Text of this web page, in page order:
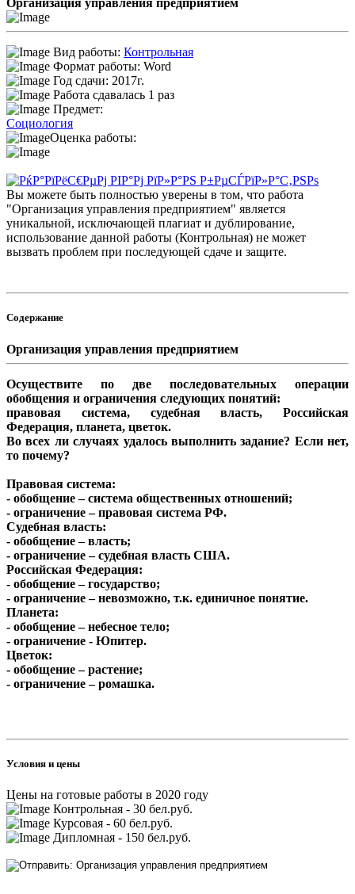
Организация управления предприятием
Вид работы: Контрольная
Формат работы: Word
Год сдачи: 2017г.
Работа сдавалась 1 раз
Предмет:
Социология
Оценка работы:
Вы можете быть полностью уверены в том, что работа
"Организация управления предприятием" является
уникальной, исключающей плагиат и дублирование,
использование данной работы (Контрольная) не может
вызвать проблем при последующей сдаче и защите.
Содержание
Организация управления предприятием
Осуществите по две последовательных операции
обобщения и ограничения следующих понятий:
правовая система, судебная власть, Российская
Федерация, планета, цветок.
Во всех ли случаях удалось выполнить задание? Если нет,
то почему?
Правовая система:
- обобщение – система общественных отношений;
- ограничение – правовая система РФ.
Судебная власть:
- обобщение – власть;
- ограничение – судебная власть США.
Российская Федерация:
- обобщение – государство;
- ограничение – невозможно, т.к. единичное понятие.
Планета:
- обобщение – небесное тело;
- ограничение - Юпитер.
Цветок:
- обобщение – растение;
- ограничение – ромашка.
Условия и цены
Цены на готовые работы в 2020 году
Контрольная - 30 бел.руб.
Курсовая - 60 бел.руб.
Дипломная - 150 бел.руб.